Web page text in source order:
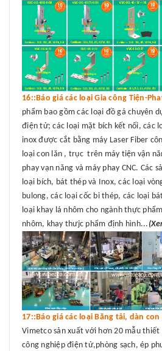
16::Báo giá các loại Gia công Tiện-
phẩm bao gồm các loại đồ gá chuyên
điện tử; các loại mặt bích kết nối, các
inox được cắt bằng máy Laser Fiber
loại con lăn , trục trên máy tiện vận
phay vạn năng và máy phay CNC. Các
loại bích, bát thép và Inox, các loại
bulong, các loại cốc bi thép, các loại
loại khay lá nhôm cho ngành thực
nhôm, khay thưjc phẩm định hình...
17::Báo giá các loại Băng tải, dàn
Vimetco sản xuất với hơn 20 mẫu thiết
công nghiệp điện tử,phòng sạch, ép